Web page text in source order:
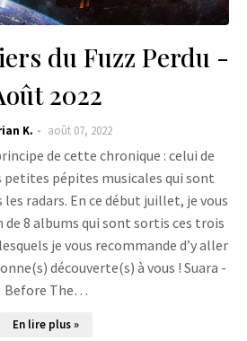
du Fuzz Perdu -
2022
K. août 07, 2022
de cette chronique : celui de
pépites musicales qui sont
radars. En ce début juillet, je vous
8 albums qui sont sortis ces trois
je vous recommande d’y aller
découverte(s) à vous ! Suara -
Before The…
En lire plus »